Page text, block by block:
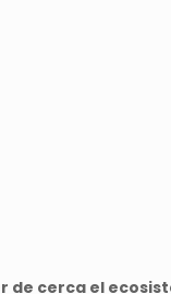
de cerca el